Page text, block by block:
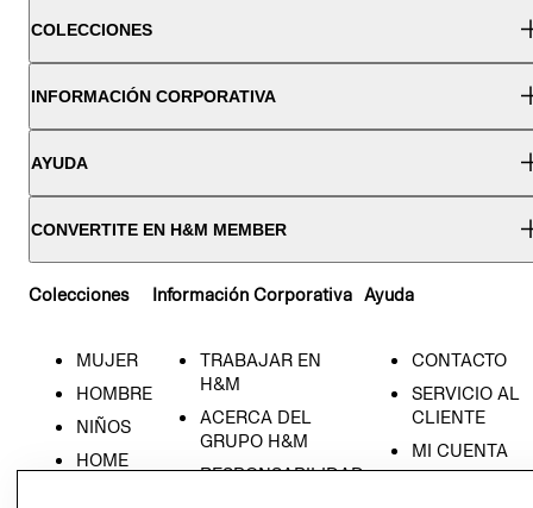
COLECCIONES
INFORMACIÓN CORPORATIVA
AYUDA
CONVERTITE EN H&M MEMBER
Colecciones
MUJER
HOMBRE
NIÑOS
HOME
Información Corporativa
TRABAJAR EN
H&M
ACERCA DEL
GRUPO H&M
RESPONSABILIDAD
Ayuda
CONTACTO
SERVICIO AL
CLIENTE
MI CUENTA